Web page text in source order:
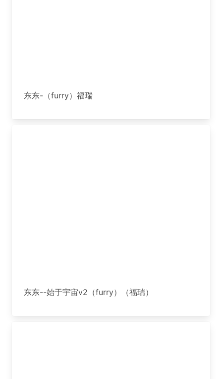
东东-（furry）福瑞
东东--始于宇宙v2（furry）（福瑞）